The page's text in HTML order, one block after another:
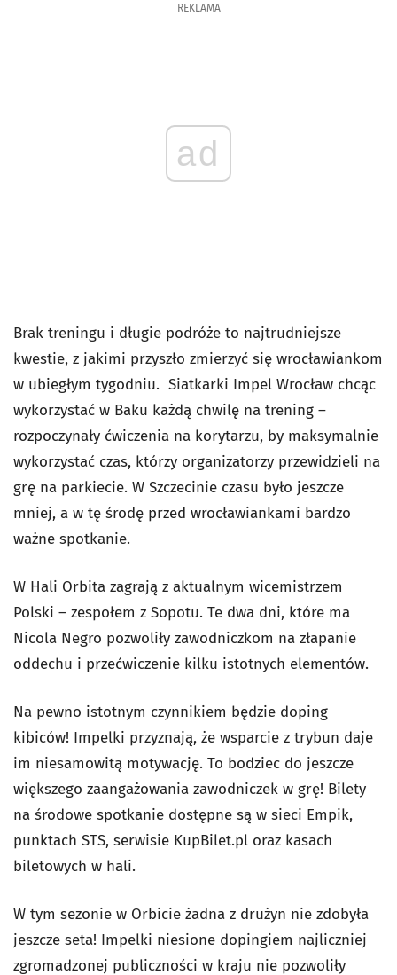
REKLAMA
ad
Brak treningu i długie podróże to najtrudniejsze
kwestie, z jakimi przyszło zmierzyć się wrocławiankom
w ubiegłym tygodniu. Siatkarki Impel Wrocław chcąc
wykorzystać w Baku każdą chwilę na trening –
rozpoczynały ćwiczenia na korytarzu, by maksymalnie
wykorzystać czas, którzy organizatorzy przewidzieli na
grę na parkiecie. W Szczecinie czasu było jeszcze
mniej, a w tę środę przed wrocławiankami bardzo
ważne spotkanie.
W Hali Orbita zagrają z aktualnym wicemistrzem
Polski – zespołem z Sopotu. Te dwa dni, które ma
Nicola Negro pozwoliły zawodniczkom na złapanie
oddechu i przećwiczenie kilku istotnych elementów.
Na pewno istotnym czynnikiem będzie doping
kibiców! Impelki przyznają, że wsparcie z trybun daje
im niesamowitą motywację. To bodziec do jeszcze
większego zaangażowania zawodniczek w grę! Bilety
na środowe spotkanie dostępne są w sieci Empik,
punktach STS, serwisie KupBilet.pl oraz kasach
biletowych w hali.
W tym sezonie w Orbicie żadna z drużyn nie zdobyła
jeszcze seta! Impelki niesione dopingiem najliczniej
zgromadzonej publiczności w kraju nie pozwoliły